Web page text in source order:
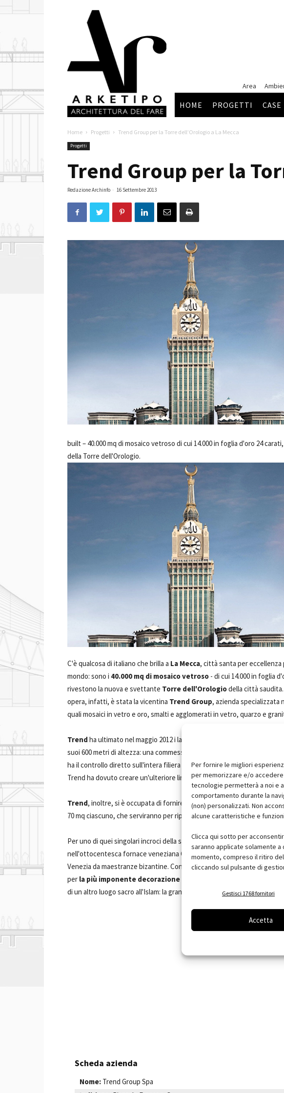
Per fornire le migliori
per memorizzare e/o
tecnologie permetterà a noi e
comportamento durante la
(non) personalizzati. Non
alcune caratteristiche e
Clicca qui sotto per
saranno applicate solamente
momento, compreso il ritiro
cliccando sul pulsante di
Gestisci 1768 fornitori
Accetta
Arketipo
Area
HOME PROGETTI
Home Progetti Trend Group per la Torre dell’Orologio a La Mecca
Progetti
Trend Group per la
Redazione Archinfo - 16 Settembre 2013
built – 40.000 mq di mosaico vetroso di cui 14.000 in foglia d'oro 24
della Torre dell'Orologio.
C'è qualcosa di italiano che brilla a La Mecca, città santa per eccellenza
mondo: sono i 40.000 mq di mosaico vetroso - di cui 14.000 in foglia
rivestono la nuova e svettante Torre dell'Orologiodella città
opera, infatti, è stata la vicentina Trend Group, azienda specializzata
quali mosaici in vetro e oro, smalti e agglomerati in vetro, quarzo e
Trend ha ultimato nel maggio 2012 i lavori sulla
,
suoi 600 metri di altezza: una commessa internazionale da 10 milioni di
ha il controllo diretto sull'intera filiera di produzione del mosaico. Per
Trend ha dovuto creare un'ulteriore linea di produzione robotizzata nel
Trend, inoltre, si è occupata di fornire il materiale per rivestire170
70 mq ciascuno, che serviranno per riparare i pellegrini dal sole cocente
Per uno di quei singolari incroci della storia, i mosaici in vetro e oro
nell'ottocentesca fornace veneziana Orsoni sono eredi di una
Venezia da maestranze bizantine. Con l'opera realizzata a La Mecca,
per la più imponente decorazione musiva
di un altro luogo sacro all'Islam: la grande moschea degli omayyadi a
Scheda azienda
Nome: Trend Group Spa